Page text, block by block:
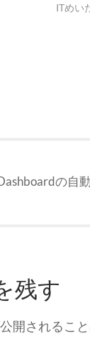
ITめい
の自
残す
開されること